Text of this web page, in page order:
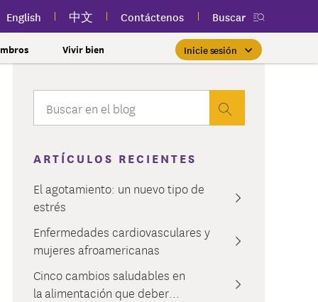
English 中文 Contáctenos Buscar
bienestar
con nosotros?
inclusión y cultura
Clases públicas y gratuitas
cerca de usted
gratuitas de salud y bienestar
su bienestar.
Más información
Inicio de sesión de miembros
Si ya es miembro, encontrar
fácil como iniciar sesión en su
y
la Ciudad de Nueva
Estado de Nueva
Preferred
Plus
Essential Plan con una prima
ingresos y otras calificaciones,
inscribirse en el Essential
Más información
y más
previa
Nueva aplicación
myEmblemHealth
identificación de miembro,
salud personalizado en
cualquier momento, todo en
Obtener la aplicación
Vivir bien
y amigos
Priorizar la salud de la mujer
Tome el control de su salud
Inicie sesión
ARTÍCULOS RECIENTES
El agotamiento: un nuevo tipo de
estrés
Enfermedades cardiovasculares y
mujeres afroamericanas
Cinco cambios saludables en
la alimentación que deber...